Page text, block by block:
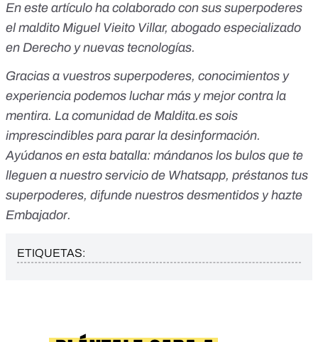
En este artículo ha colaborado con sus superpoderes
el maldito Miguel Vieito Villar, abogado especializado
en Derecho y nuevas tecnologías.
Gracias a vuestros superpoderes, conocimientos y
experiencia podemos luchar más y mejor contra la
mentira. La comunidad de Maldita.es sois
imprescindibles para parar la desinformación.
Ayúdanos en esta batalla: mándanos los bulos que te
lleguen a nuestro servicio de Whatsapp, préstanos tus
superpoderes, difunde nuestros desmentidos y hazte
Embajador.
ETIQUETAS: